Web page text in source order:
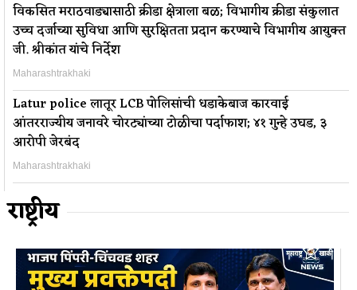
विकसित मराठवाड्यासाठी क्रीडा क्षेत्राला बळ; विभागीय क्रीडा संकुलात
उच्च दर्जाच्या सुविधा आणि सुरक्षितता प्रदान करण्याचे विभागीय आयुक्त
जी. श्रीकांत यांचे निर्देश
Maharashtrakhaki
Latur police लातूर LCB पोलिसांची धडाकेबाज कारवाई
आंतरराज्यीय जनावरे चोरट्यांच्या टोळीचा पर्दाफाश; ४१ गुन्हे उघड, ३
आरोपी जेरबंद
Maharashtrakhaki
राष्ट्रीय